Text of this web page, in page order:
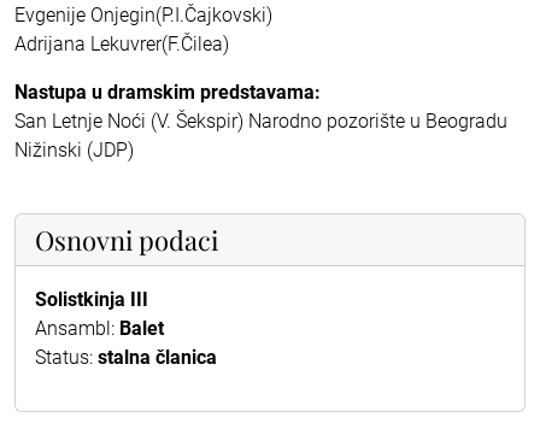
Evgenije Onjegin(P.I.Čajkovski)
Adrijana Lekuvrer(F.Čilea)
Nastupa u dramskim predstavama:
San Letnje Noći (V. Šekspir) Narodno pozorište u Beogradu
Nižinski (JDP)
Osnovni podaci
Solistkinja III
Ansambl: Balet
Status: stalna članica